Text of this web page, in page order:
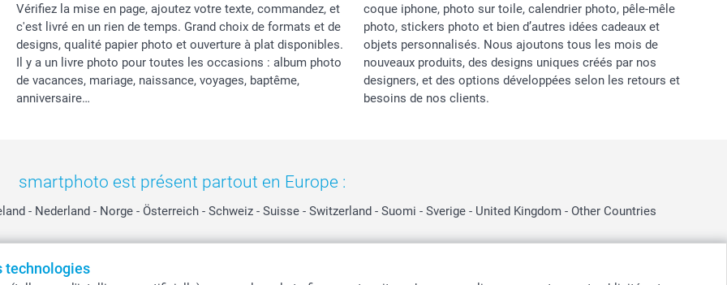
technologies
Vérifiez la mise en page, ajoutez votre texte, commandez, et
c'est livré en un rien de temps. Grand choix de formats et de
designs, qualité papier photo et ouverture à plat disponibles.
Il y a un livre photo pour toutes les occasions : album photo
de vacances, mariage, naissance, voyages, baptême,
anniversaire…
coque iphone, photo sur toile, calendrier photo, pêle-mêle
photo, stickers photo et bien d’autres idées cadeaux et
objets personnalisés. Nous ajoutons tous les mois de
nouveaux produits, des designs uniques créés par nos
designers, et des options développées selon les retours et
besoins de nos clients.
smartphoto est présent partout en Europe :
- Nederland - Norge - Österreich - Schweiz - Suisse - Switzerland - Suomi - Sverige - United Kingdom - Other Countries
Tous les prix sont en EURO (€), TVA incluse et hors frais de port.